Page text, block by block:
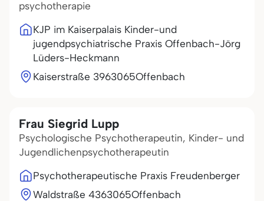
psychotherapie
KJP im Kaiserpalais Kinder-und
jugendpsychiatrische Praxis Offenbach-Jörg
Lüders-Heckmann
Kaiserstraße 3963065Offenbach
Frau Siegrid Lupp
Psychologische Psychotherapeutin, Kinder- und
Jugendlichenpsychotherapeutin
Psychotherapeutische Praxis Freudenberger
Waldstraße 4363065Offenbach